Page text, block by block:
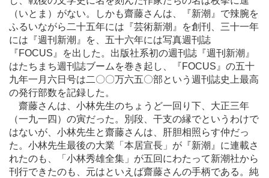
（いとま）がない。しかも齋藤さんは、『新潮』で辣腕を
ふるいながら二十五年には『芸術新潮』を創刊、三十一年
には『週刊新潮』を、五十六年には写真週刊誌
『FOCUS』を出した。出版社系初の週刊誌『週刊新潮』
はたちまち週刊誌ブームを巻き起し、『FOCUS』の五十
九年一月六日号は二〇〇万六五〇部という週刊誌史上最高
の発行部数を記録した。
齋藤さんは、小林先生のちょうど一回り下、大正三年
（一九一四）の寅だった。別段、干支の縁でというわけで
はないが、小林先生と齋藤さんは、肝胆相照らす仲だっ
た。小林先生最後の大業「本居宣長」が『新潮』に連載さ
れたのも、「小林秀雄全集」が五回にわたって新潮社から
刊行できたのも、元はといえば齋藤さんの手柄である。純